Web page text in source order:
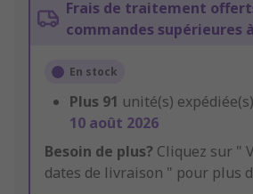
Frais de traitement
commandes supérieures
En stock
Plus 91 unité(s)
10 août 2026
Besoin de plus? Cliquez sur "
dates de livraison " pour plus